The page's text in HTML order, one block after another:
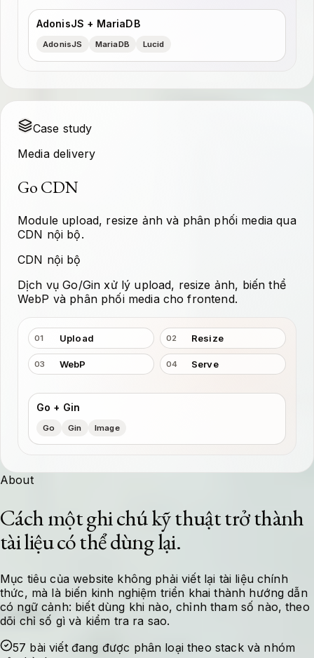
AdonisJS + MariaDB
AdonisJS MariaDB Lucid
Case study
Media delivery
Go CDN
Module upload, resize ảnh và phân phối media qua
CDN nội bộ.
CDN nội bộ
Dịch vụ Go/Gin xử lý upload, resize ảnh, biến thể
WebP và phân phối media cho frontend.
01 Upload 02 Resize
03 WebP 04 Serve
Go + Gin
Go Gin Image
About
Cách một ghi chú kỹ thuật trở thành
tài liệu có thể dùng lại.
Mục tiêu của website không phải viết lại tài liệu chính
thức, mà là biến kinh nghiệm triển khai thành hướng dẫn
có ngữ cảnh: biết dùng khi nào, chỉnh tham số nào, theo
dõi chỉ số gì và kiểm tra ra sao.
57 bài viết đang được phân loại theo stack và nhóm